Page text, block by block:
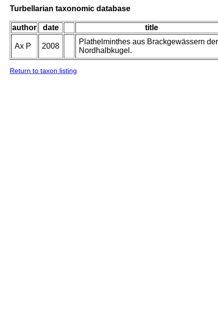
Turbellarian taxonomic database
author date title
Ax P 2008
Plathelminthes aus Brackgewässern der
Nordhalbkugel.
Return to taxon listing